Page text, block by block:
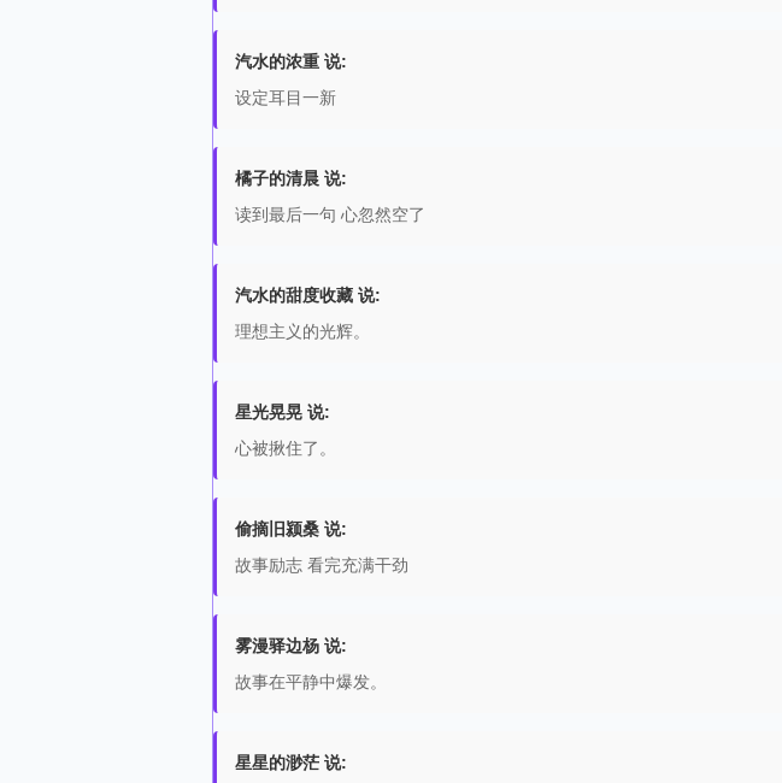
汽水的浓重 说:
设定耳目一新
橘子的清晨 说:
读到最后一句 心忽然空了
汽水的甜度收藏 说:
理想主义的光辉。
星光晃晃 说:
心被揪住了。
偷摘旧颍桑 说:
故事励志 看完充满干劲
雾漫驿边杨 说:
故事在平静中爆发。
星星的渺茫 说: